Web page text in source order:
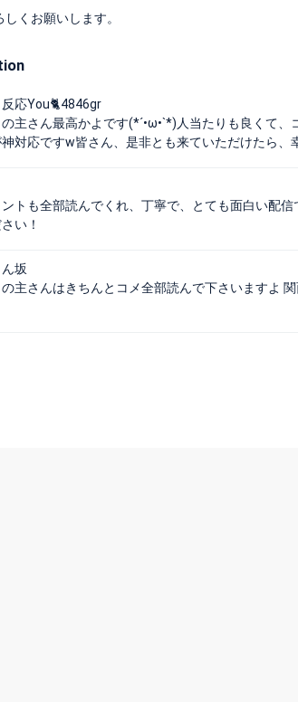
くお願いします。
応You🐈4846gr
の主さん最高かよです(*´•ω•`*)人当たりも良くて
対応ですw皆さん、是非とも来ていただけたら、
ントも全部読んでくれ、丁寧で、とても面白い配
い！
坂
の主さんはきちんとコメ全部読んで下さいますよ